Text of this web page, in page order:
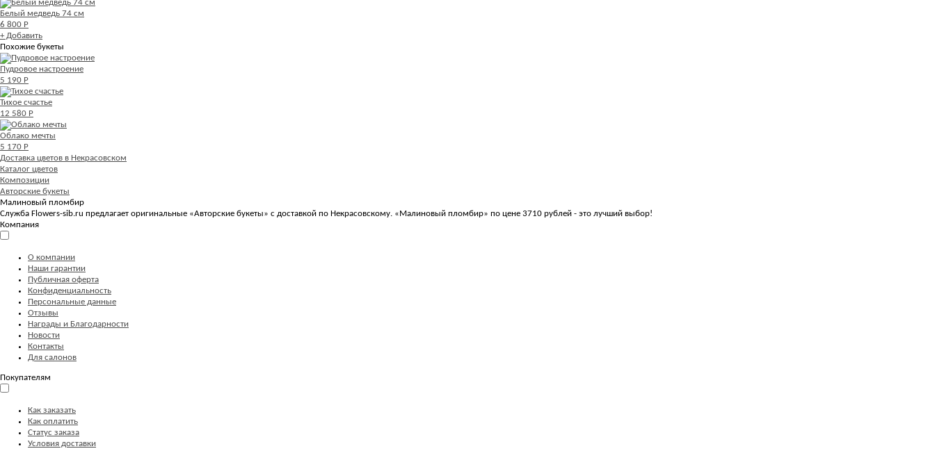
Белый медведь 74 см
6 800 Р
+ Добавить
Похожие букеты
Пудровое настроение
5 190 Р
Тихое счастье
12 580 Р
Облако мечты
5 170 Р
Доставка цветов в Некрасовском
Каталог цветов
Композиции
Авторские букеты
Малиновый пломбир
Служба Flowers-sib.ru предлагает оригинальные «Авторские букеты» с доставкой по Некрасовскому. «Малиновый пломбир» по цене 3710 рублей - это лучший выбор!
Компания
О компании
Наши гарантии
Публичная оферта
Конфиденциальность
Персональные данные
Отзывы
Награды и Благодарности
Новости
Контакты
Для салонов
Покупателям
Как заказать
Как оплатить
Статус заказа
Условия доставки